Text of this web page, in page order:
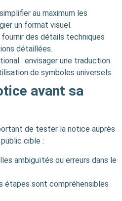
au maximum les
un format visuel.
des détails techniques
détaillées.
: envisager une traduction
de symboles universels.
avant sa
de tester la notice auprès
cible :
ambiguïtés ou erreurs dans le
étapes sont compréhensibles